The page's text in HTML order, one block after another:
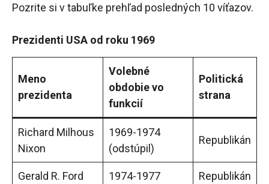
Pozrite si v tabuľke prehľad posledných 10 víťazov.
Prezidenti USA od roku 1969
Meno
prezidenta
Volebné
obdobie vo
funkcií
Politická
strana
Richard Milhous
Nixon
1969-1974
(odstúpil)
Republikán
Gerald R. Ford 1974-1977 Republikán